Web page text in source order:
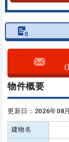
物件概要
更新日：2026年08
建物名